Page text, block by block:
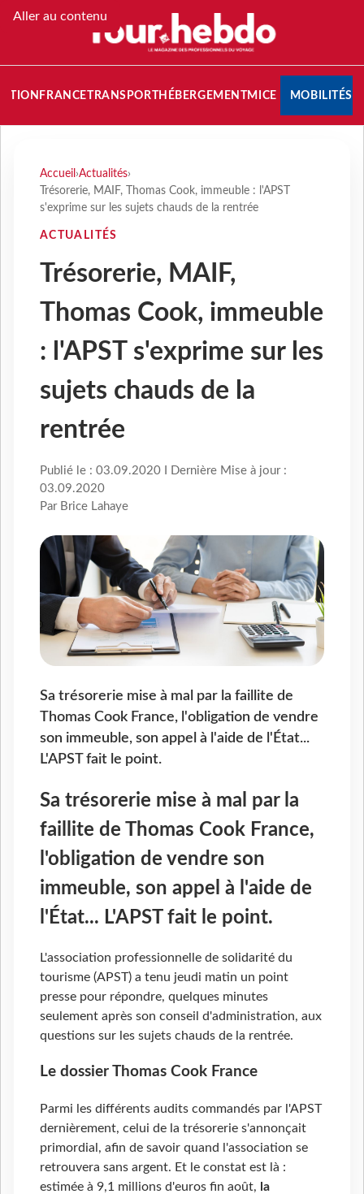
Aller au contenu
FRANCETRANSPORT HÉBERGEMENTMICE MOBILITÉS
Accueil ›Actualités›
Trésorerie, MAIF, Thomas Cook, immeuble : l'APST
s'exprime sur les sujets chauds de la rentrée
ACTUALITÉS
Trésorerie, MAIF,
Thomas Cook, immeuble
: l'APST s'exprime sur les
sujets chauds de la
rentrée
Publié le : 03.09.2020 I Dernière Mise à jour :
03.09.2020
Par Brice Lahaye
Sa trésorerie mise à mal par la faillite de
Thomas Cook France, l'obligation de vendre
son immeuble, son appel à l'aide de l'État...
L'APST fait le point.
Sa trésorerie mise à mal par la
faillite de Thomas Cook France,
l'obligation de vendre son
immeuble, son appel à l'aide de
l'État... L'APST fait le point.
L'association professionnelle de solidarité du
tourisme (APST) a tenu jeudi matin un point
presse pour répondre, quelques minutes
seulement après son conseil d'administration, aux
questions sur les sujets chauds de la rentrée.
Le dossier Thomas Cook France
Parmi les différents audits commandés par l'APST
dernièrement, celui de la trésorerie s'annonçait
primordial, afin de savoir quand l'association se
retrouvera sans argent. Et le constat est là :
estimée à 9,1 millions d'euros fin août, la